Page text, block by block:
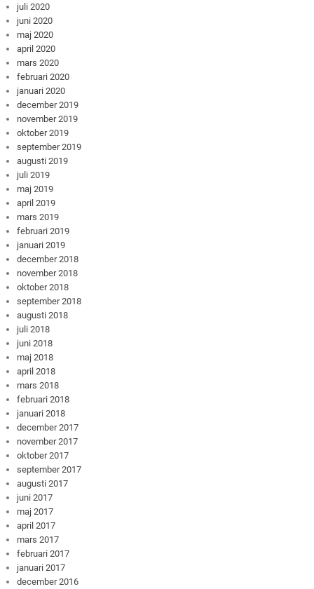
juli 2020
juni 2020
maj 2020
april 2020
mars 2020
februari 2020
januari 2020
december 2019
november 2019
oktober 2019
september 2019
augusti 2019
juli 2019
maj 2019
april 2019
mars 2019
februari 2019
januari 2019
december 2018
november 2018
oktober 2018
september 2018
augusti 2018
juli 2018
juni 2018
maj 2018
april 2018
mars 2018
februari 2018
januari 2018
december 2017
november 2017
oktober 2017
september 2017
augusti 2017
juni 2017
maj 2017
april 2017
mars 2017
februari 2017
januari 2017
december 2016